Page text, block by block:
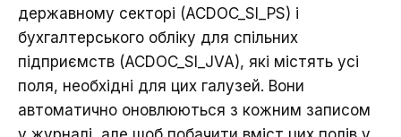
державному секторі (ACDOC_SI_PS) і
бухгалтерського обліку для спільних
підприємств (ACDOC_SI_JVA), які містять усі
поля, необхідні для цих галузей. Вони
автоматично оновлюються з кожним записом